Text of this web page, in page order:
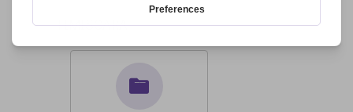
TIMISOARA